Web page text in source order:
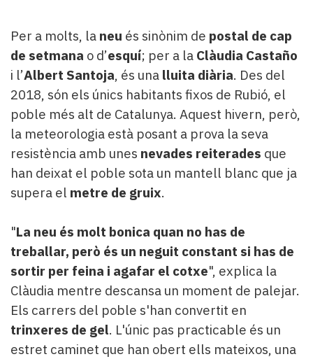
newsletter
del
Pallars
Contingut
patrocinat
Lo
més
llegit...
Editorial
Per a molts, la neu és sinònim de postal de cap
de setmana o d’esquí; per a la Clàudia Castaño
i l’Albert Santoja, és una lluita diària. Des del
2018, són els únics habitants fixos de Rubió, el
poble més alt de Catalunya. Aquest hivern, però,
la meteorologia està posant a prova la seva
resistència amb unes nevades reiterades que
han deixat el poble sota un mantell blanc que ja
supera el metre de gruix.
"La neu és molt bonica quan no has de
treballar, però és un neguit constant si has de
sortir per feina i agafar el cotxe", explica la
Clàudia mentre descansa un moment de palejar.
Els carrers del poble s'han convertit en
trinxeres de gel. L'únic pas practicable és un
estret caminet que han obert ells mateixos, una